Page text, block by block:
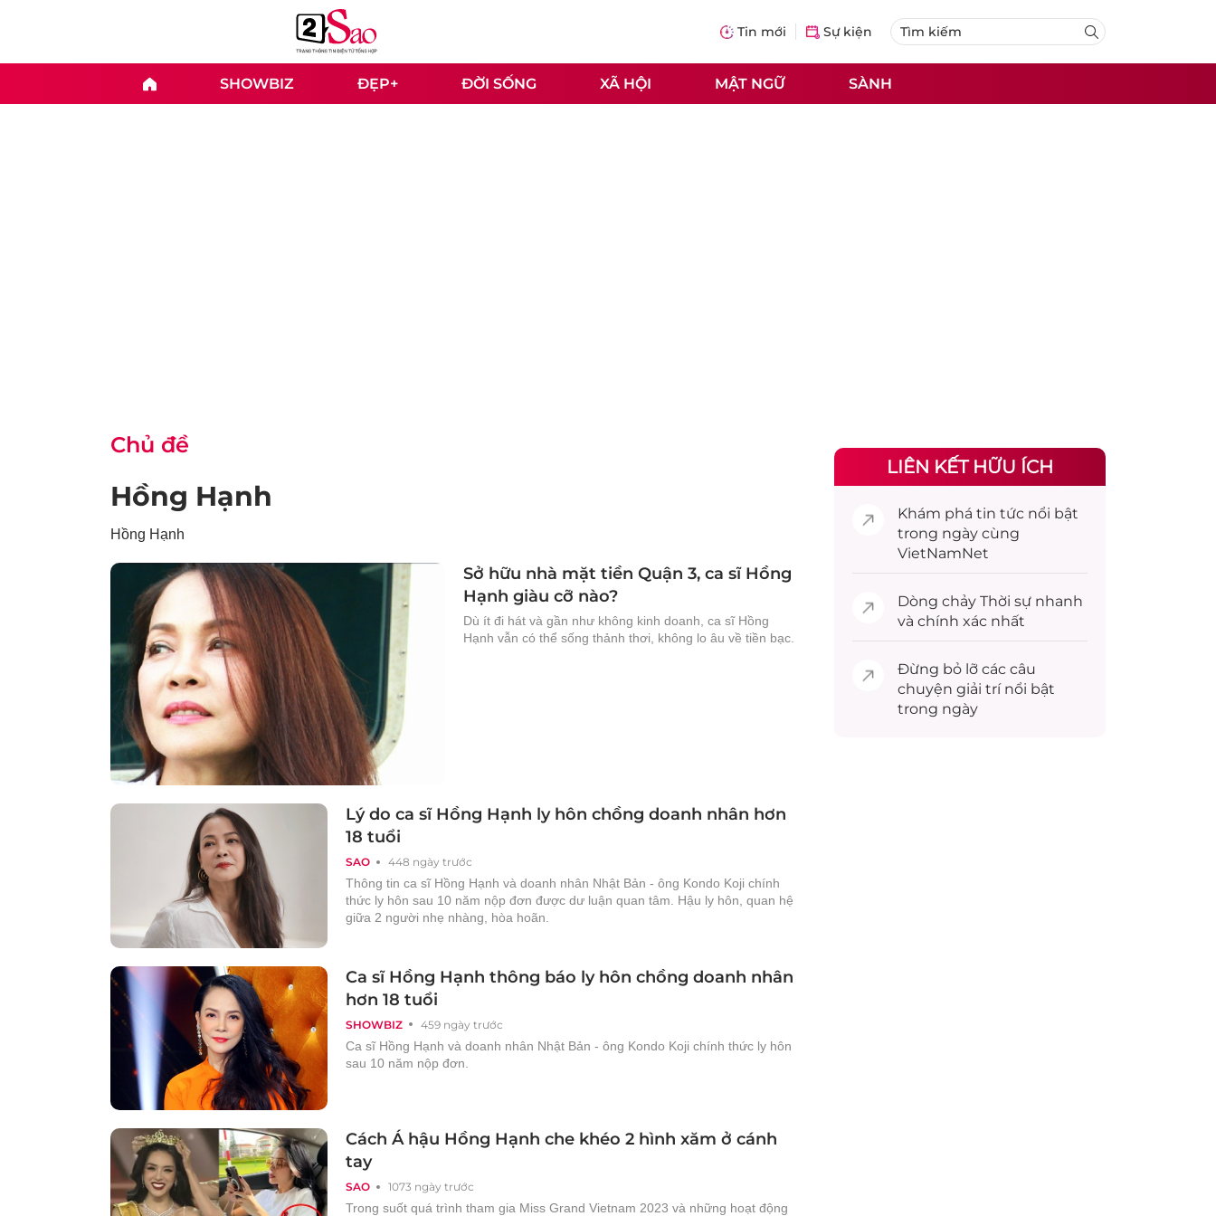
Tin mới Sự kiện
SHOWBIZ ĐẸP+ ĐỜI SỐNG XÃ HỘI MẬT NGỮ SÀNH
Chủ đề
Hồng Hạnh
Hồng Hạnh
Sở hữu nhà mặt tiền Quận 3, ca sĩ Hồng
Hạnh giàu cỡ nào?
Dù ít đi hát và gần như không kinh doanh, ca sĩ Hồng
Hạnh vẫn có thể sống thảnh thơi, không lo âu về tiền bạc.
SAO 448 ngày trước
Lý do ca sĩ Hồng Hạnh ly hôn chồng doanh nhân hơn
18 tuổi
Thông tin ca sĩ Hồng Hạnh và doanh nhân Nhật Bản - ông Kondo Koji chính
thức ly hôn sau 10 năm nộp đơn được dư luận quan tâm. Hậu ly hôn, quan hệ
giữa 2 người nhẹ nhàng, hòa hoãn.
SHOWBIZ 459 ngày trước
Ca sĩ Hồng Hạnh thông báo ly hôn chồng doanh nhân
hơn 18 tuổi
Ca sĩ Hồng Hạnh và doanh nhân Nhật Bản - ông Kondo Koji chính thức ly hôn
sau 10 năm nộp đơn.
SAO 1073 ngày trước
Cách Á hậu Hồng Hạnh che khéo 2 hình xăm ở cánh
tay
Trong suốt quá trình tham gia Miss Grand Vietnam 2023 và những hoạt động
LIÊN KẾT HỮU ÍCH
Khám phá tin tức nổi bật
trong ngày cùng
VietNamNet
Dòng chảy Thời sự nhanh
và chính xác nhất
Đừng bỏ lỡ các câu
chuyện giải trínổi bật
trong ngày